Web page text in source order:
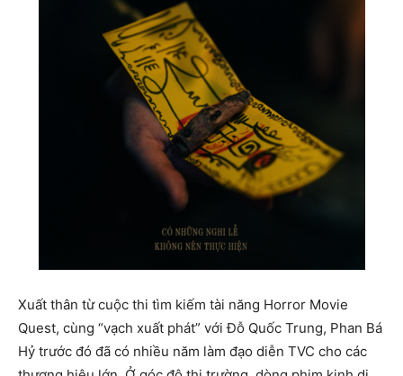
Xuất thân từ cuộc thi tìm kiếm tài năng Horror Movie
Quest, cùng “vạch xuất phát” với Đỗ Quốc Trung, Phan Bá
Hỷ trước đó đã có nhiều năm làm đạo diễn TVC cho các